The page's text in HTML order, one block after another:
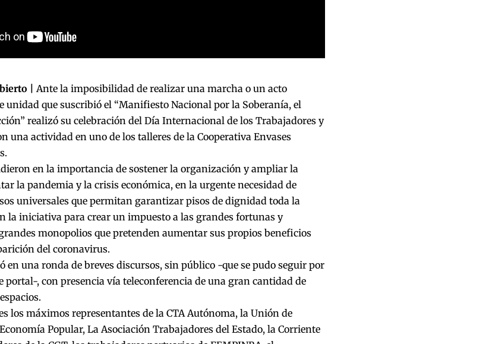
| Ante la imposibilidad de realizar una marcha o un acto
unidad que suscribió el “Manifiesto Nacional por la Soberanía, el
realizó su celebración del Día Internacional de los Trabajadores y
una actividad en uno de los talleres de la Cooperativa Envases
en la importancia de sostener la organización y ampliar la
la pandemia y la crisis económica, en la urgente necesidad de
universales que permitan garantizar pisos de dignidad toda la
la iniciativa para crear un impuesto a las grandes fortunas y
monopolios que pretenden aumentar sus propios beneficios
del coronavirus.
en una ronda de breves discursos, sin público -que se pudo seguir por
portal-, con presencia vía teleconferencia de una gran cantidad de
los máximos representantes de la CTA Autónoma, la Unión de
Popular, La Asociación Trabajadores del Estado, la Corriente